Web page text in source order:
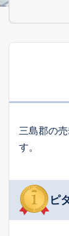
三島郡の
す。
ピ